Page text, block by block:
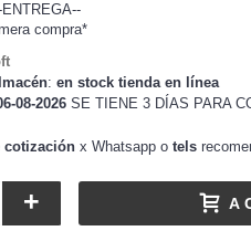
compra*
: en stock tienda en línea
08-2026 SE TIENE 3 DÍAS PARA
cotización x Whatsapp o tels
+ A